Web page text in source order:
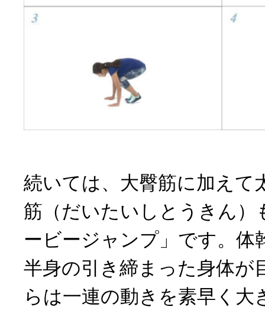
続いては、大臀筋に加えて
筋（だいたいしとうきん）
ービージャンプ」です。体
半身の引き締まった身体が
らは一連の動きを素早く大